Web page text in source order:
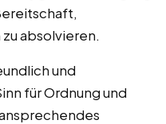
absolvieren.
und
für Ordnung und